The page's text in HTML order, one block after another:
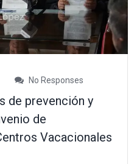
No Responses
de prevención y
de
Vacacionales